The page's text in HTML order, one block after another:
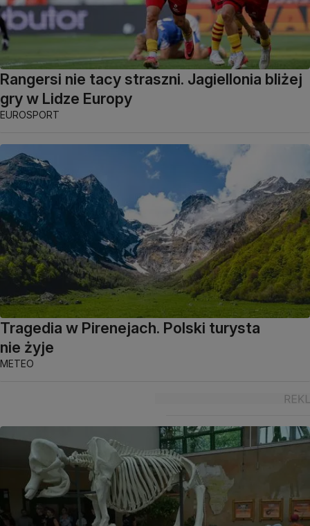
Rangersi nie tacy straszni. Jagiellonia bliżej
gry w Lidze Europy
EUROSPORT
Tragedia w Pirenejach. Polski turysta
nie żyje
METEO